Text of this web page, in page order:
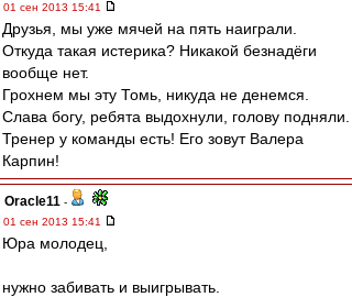
01 сен 2013 15:41
Друзья, мы уже мячей на пять наиграли.
Откуда такая истерика? Никакой безнадёги
вообще нет.
Грохнем мы эту Томь, никуда не денемся.
Слава богу, ребята выдохнули, голову подняли.
Тренер у команды есть! Его зовут Валера
Карпин!
Oracle11 -
01 сен 2013 15:41
Юра молодец,
нужно забивать и выигрывать.